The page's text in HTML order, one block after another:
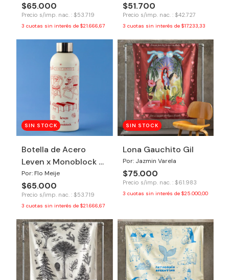
$65.000
Precio s/imp. nac. : $53.719
3 cuotas sin interés de $21.666,67
$51.700
Precio s/imp. nac. : $42.727
3 cuotas sin interés de $17.233,33
SIN STOCK
Botella de Acero
Leven x Monoblock -
Hola Verano
Por: Flo Meije
$65.000
Precio s/imp. nac. : $53.719
3 cuotas sin interés de $21.666,67
SIN STOCK
Lona Gauchito Gil
Por: Jazmin Varela
$75.000
Precio s/imp. nac. : $61.983
3 cuotas sin interés de $25.000,00